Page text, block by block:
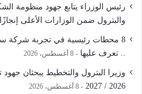
رئيس الوزراء يتابع جهود منظومة
والبترول ضمن الوزارات الأعلى إنجازًا
8 محطات رئيسية في تجربة شركة
.. تعرف عليها
8 أغسطس، 2026
وزيرا البترول والتخطيط يبحثان
2026 / 2027
8 أغسطس، 2026